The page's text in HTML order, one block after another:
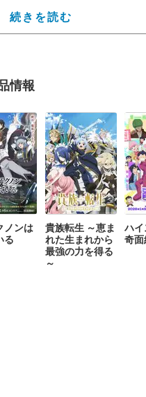
」（集英社）にて連
凄腕スパイの“黄
続きを読む
情報
ノンは
る
貴族転生 ～恵ま
れた生まれから
最強の力を得る
～
ハイ
奇面